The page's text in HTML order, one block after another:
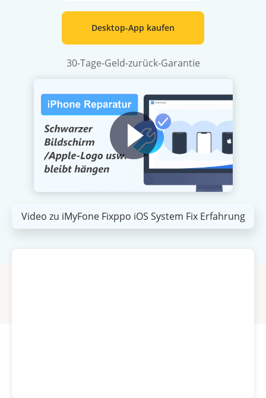
Desktop-App kaufen
30-Tage-Geld-zurück-Garantie
Video zu iMyFone Fixppo iOS System Fix Erfahrung